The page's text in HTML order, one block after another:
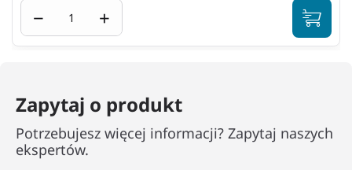
− +
Zapytaj o produkt
Potrzebujesz więcej informacji? Zapytaj naszych
ekspertów.